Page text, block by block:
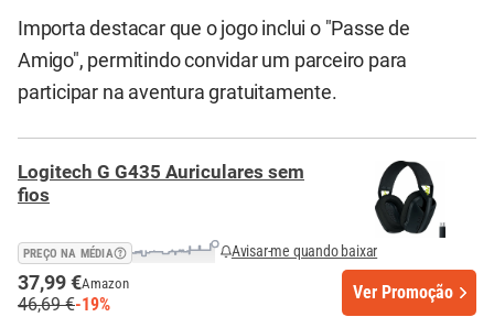
Importa destacar que o jogo inclui o "Passe de
Amigo", permitindo convidar um parceiro para
participar na aventura gratuitamente.
Logitech G G435 Auriculares sem
fios
PREÇO NA MÉDIA Avisar-me quando baixar
37,99 €Amazon
46,69 €-19%
Ver Promoção